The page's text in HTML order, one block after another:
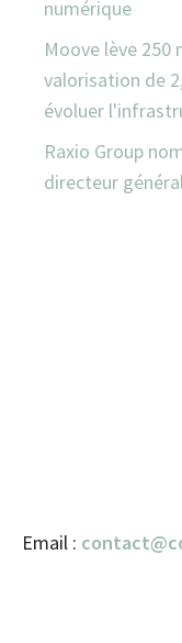
numérique
Moove lève 250
valorisation de
évoluer
Raxio Group
directeur
Email :